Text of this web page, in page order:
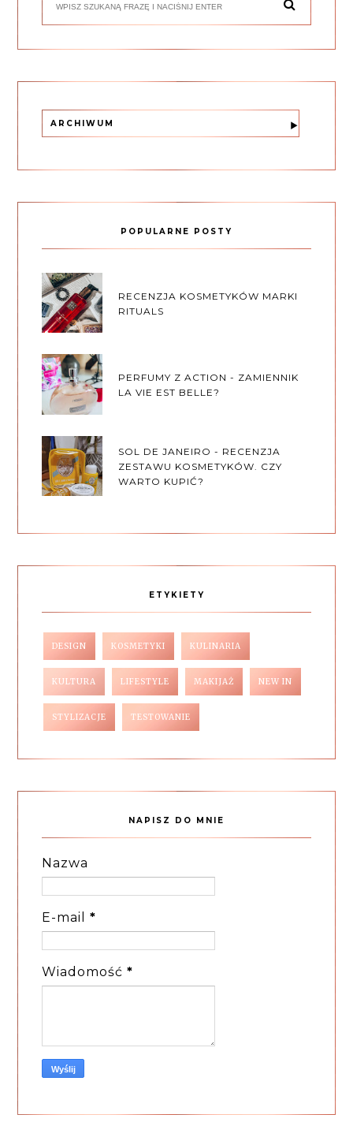
ARCHIWUM
POPULARNE POSTY
RECENZJA KOSMETYKÓW MARKI
RITUALS
PERFUMY Z ACTION - ZAMIENNIK
LA VIE EST BELLE?
SOL DE JANEIRO - RECENZJA
ZESTAWU KOSMETYKÓW. CZY
WARTO KUPIĆ?
ETYKIETY
DESIGN KOSMETYKI KULINARIA
KULTURA LIFESTYLE MAKIJAŻ NEW IN
STYLIZACJE TESTOWANIE
NAPISZ DO MNIE
Nazwa
E-mail*
Wiadomość*